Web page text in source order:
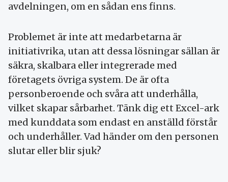
avdelningen, om en sådan ens finns.
Problemet är inte att medarbetarna är
initiativrika, utan att dessa lösningar sällan är
säkra, skalbara eller integrerade med
företagets övriga system. De är ofta
personberoende och svåra att underhålla,
vilket skapar sårbarhet. Tänk dig ett Excel-ark
med kunddata som endast en anställd förstår
och underhåller. Vad händer om den personen
slutar eller blir sjuk?